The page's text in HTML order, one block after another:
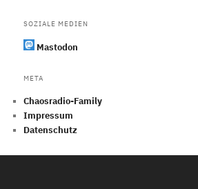
SOZIALE MEDIEN
Mastodon
META
Chaosradio-Family
Impressum
Datenschutz